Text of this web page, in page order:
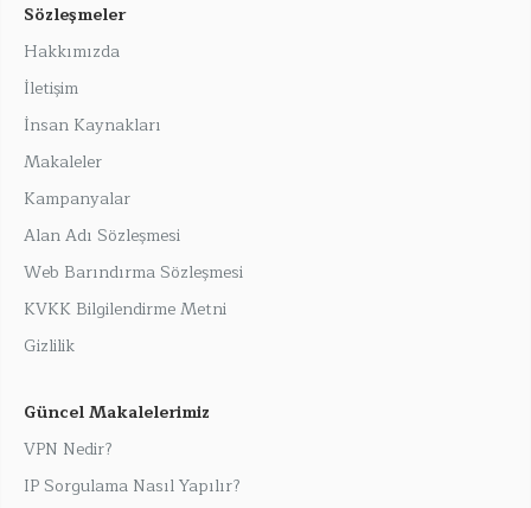
Sözleşmeler
Hakkımızda
İletişim
İnsan Kaynakları
Makaleler
Kampanyalar
Alan Adı Sözleşmesi
Web Barındırma Sözleşmesi
KVKK Bilgilendirme Metni
Gizlilik
Güncel Makalelerimiz
VPN Nedir?
IP Sorgulama Nasıl Yapılır?